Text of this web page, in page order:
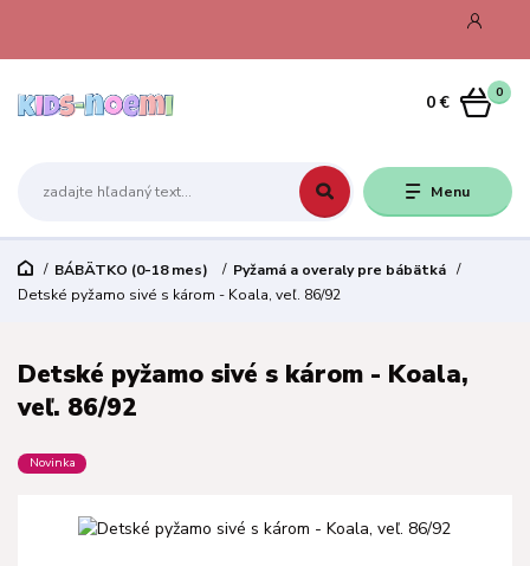
Menu
0
0 €
BÁBÄTKO (0-18 mes)
Pyžamá a overaly pre bábätká
Detské pyžamo sivé s károm - Koala, veľ. 86/92
Detské pyžamo sivé s károm - Koala,
veľ. 86/92
Novinka